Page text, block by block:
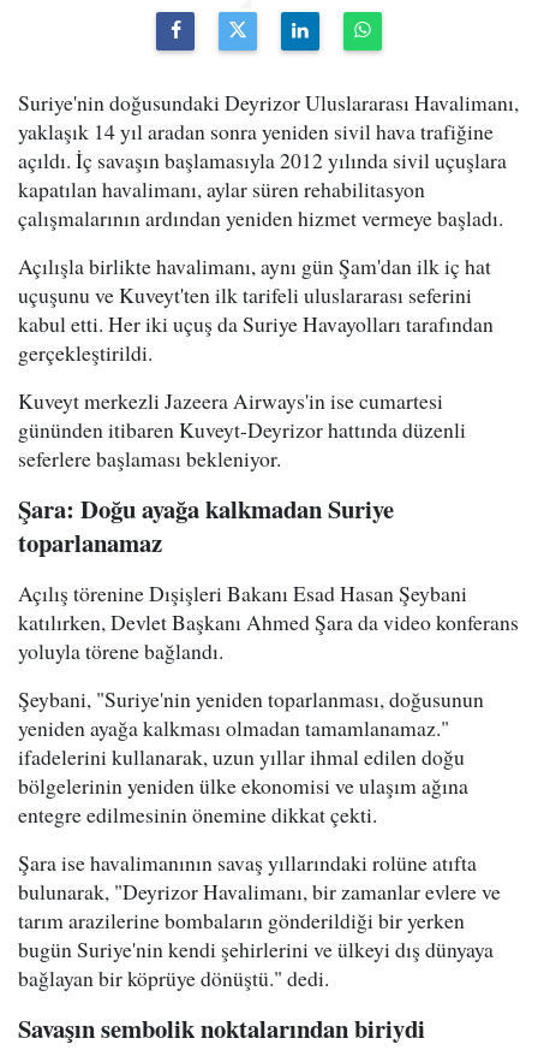
Suriye'nin doğusundaki Deyrizor Uluslararası Havalimanı,
yaklaşık 14 yıl aradan sonra yeniden sivil hava trafiğine
açıldı. İç savaşın başlamasıyla 2012 yılında sivil uçuşlara
kapatılan havalimanı, aylar süren rehabilitasyon
çalışmalarının ardından yeniden hizmet vermeye başladı.
Açılışla birlikte havalimanı, aynı gün Şam'dan ilk iç hat
uçuşunu ve Kuveyt'ten ilk tarifeli uluslararası seferini
kabul etti. Her iki uçuş da Suriye Havayolları tarafından
gerçekleştirildi.
Kuveyt merkezli Jazeera Airways'in ise cumartesi
gününden itibaren Kuveyt-Deyrizor hattında düzenli
seferlere başlaması bekleniyor.
Şara: Doğu ayağa kalkmadan Suriye
toparlanamaz
Açılış törenine Dışişleri Bakanı Esad Hasan Şeybani
katılırken, Devlet Başkanı Ahmed Şara da video konferans
yoluyla törene bağlandı.
Şeybani, "Suriye'nin yeniden toparlanması, doğusunun
yeniden ayağa kalkması olmadan tamamlanamaz."
ifadelerini kullanarak, uzun yıllar ihmal edilen doğu
bölgelerinin yeniden ülke ekonomisi ve ulaşım ağına
entegre edilmesinin önemine dikkat çekti.
Şara ise havalimanının savaş yıllarındaki rolüne atıfta
bulunarak, "Deyrizor Havalimanı, bir zamanlar evlere ve
tarım arazilerine bombaların gönderildiği bir yerken
bugün Suriye'nin kendi şehirlerini ve ülkeyi dış dünyaya
bağlayan bir köprüye dönüştü." dedi.
Savaşın sembolik noktalarından biriydi